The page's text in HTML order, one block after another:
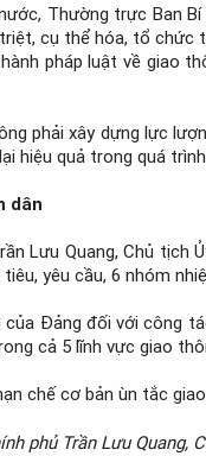
Thường trực Ban
cụ thể hóa, tổ
pháp luật về giao
phải xây dựng lực
hiệu quả trong quá
dân
Lưu Quang, Chủ
yêu cầu, 6 nhóm
Đảng đối với công
cả 5 lĩnh vực giao
chế cơ bản ùn tắc
phủ Trần Lưu Quang,